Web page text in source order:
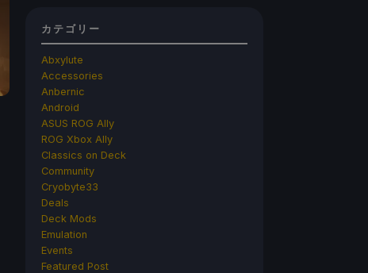
カテゴリー
Abxylute
Accessories
Anbernic
Android
ASUS ROG Ally
ROG Xbox Ally
Classics on Deck
Community
Cryobyte33
Deals
Deck Mods
Emulation
Events
Featured Post